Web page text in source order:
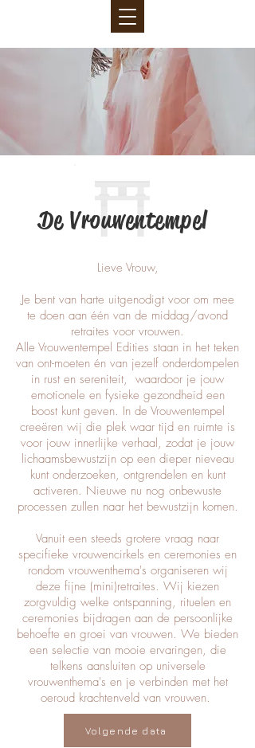
De Vrouwentempel
Lieve Vrouw,
Je bent van harte uitgenodigt voor om mee
te doen aan één van de middag/avond
retraites voor vrouwen.
Alle Vrouwentempel Edities staan in het teken
van ont-moeten én van jezelf onderdompelen
in rust en sereniteit, waardoor je jouw
emotionele en fysieke gezondheid een
boost kunt geven. In de Vrouwentempel
creeëren wij die plek waar tijd en ruimte is
voor jouw innerlijke verhaal, zodat je jouw
lichaamsbewustzijn op een dieper nieveau
kunt onderzoeken, ontgrendelen en kunt
activeren. Nieuwe nu nog onbewuste
processen zullen naar het bewustzijn komen.
Vanuit een steeds grotere vraag naar
specifieke vrouwencirkels en ceremonies en
rondom vrouwenthema's organiseren wij
deze fijne (mini)retraites. Wij kiezen
zorgvuldig welke ontspanning, rituelen en
ceremonies bijdragen aan de persoonlijke
behoefte en groei van vrouwen. We bieden
een selectie van mooie ervaringen, die
telkens aansluiten op universele
vrouwenthema's en je verbinden met het
oeroud krachtenveld van vrouwen.
Volgende data